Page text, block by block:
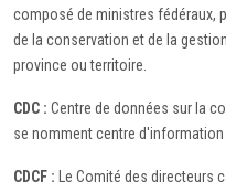
composé de ministres fédéraux,
de la conservation et de la
province ou territoire.
CDC : Centre de données sur la
se nomment centre
CDCF : Le Comité des directeurs